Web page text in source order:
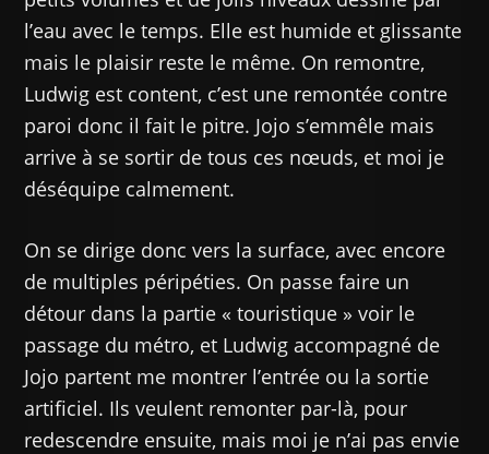
l’eau avec le temps. Elle est humide et glissante
mais le plaisir reste le même. On remontre,
Ludwig est content, c’est une remontée contre
paroi donc il fait le pitre. Jojo s’emmêle mais
arrive à se sortir de tous ces nœuds, et moi je
déséquipe calmement.
On se dirige donc vers la surface, avec encore
de multiples péripéties. On passe faire un
détour dans la partie « touristique » voir le
passage du métro, et Ludwig accompagné de
Jojo partent me montrer l’entrée ou la sortie
artificiel. Ils veulent remonter par-là, pour
redescendre ensuite, mais moi je n’ai pas envie